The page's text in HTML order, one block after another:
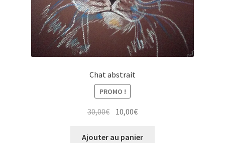
Chat abstrait
PROMO !
30,00€ Le
initial
10,00€Le
actuel
Ajouter au panier